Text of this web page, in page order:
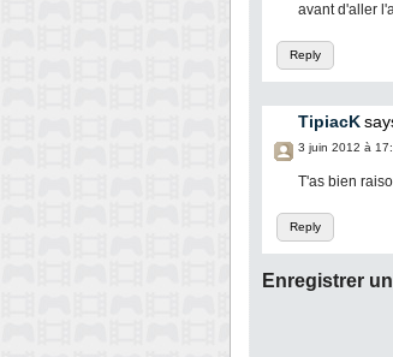
Reply
avant d'aller
TipiacK
3 juin 2012 à
Reply
T'as bien
Enregistrer